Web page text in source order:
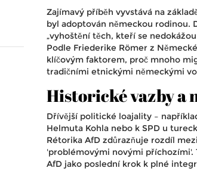
Zajímavý příběh vyvstává na
byl adoptován německou rodinou.
„vyhoštění těch, kteří se
Podle Friederike Römer z
klíčovým faktorem, proč mnoho
tradičními etnickými německými
Historické vazby a
Dřívější politické loajality –
Helmuta Kohla nebo k SPD u
Rétorika AfD zdůrazňuje rozdíl
'problémovými novými
AfD jako poslední krok k plné